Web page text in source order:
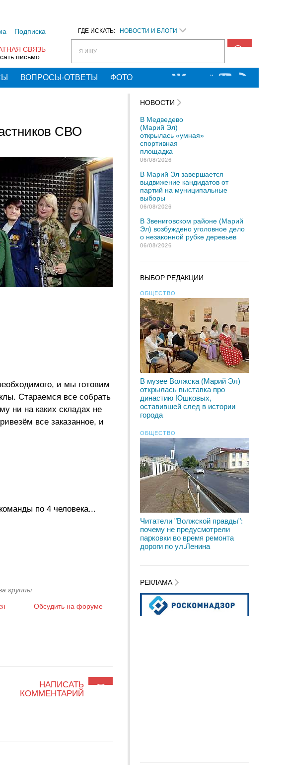
ГДЕ ИСКАТЬ: НОВОСТИ И БЛОГИ
Я ИЩУ...
Подписка
СВЯЗЬ
письмо
ВОПРОСЫ-ОТВЕТЫ ФОТО
СВО
и мы готовим
Стараемся все собрать
ни на каких складах не
все заказанное, и
по 4 человека...
группы
Обсудить на форуме
НАПИСАТЬ
КОММЕНТАРИЙ
НОВОСТИ
В Медведево
(Марий Эл)
открылась «умная»
спортивная
площадка
06/08/2026
В Марий Эл завершается
выдвижение кандидатов от
партий на муниципальные
выборы
06/08/2026
В Звениговском районе (Марий
Эл) возбуждено уголовное дело
о незаконной рубке деревьев
06/08/2026
ВЫБОР РЕДАКЦИИ
ОБЩЕСТВО
В музее Волжска (Марий Эл)
открылась выставка про
династию Юшковых,
оставившей след в истории
города
ОБЩЕСТВО
Читатели "Волжской правды":
почему не предусмотрели
парковки во время ремонта
дороги по ул.Ленина
РЕКЛАМА